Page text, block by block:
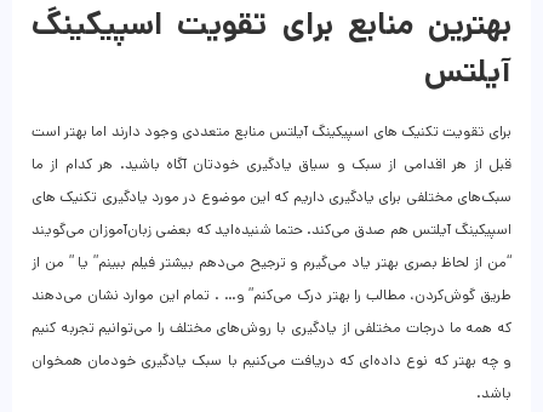
بهترین منابع برای تقویت اسپیکینگ
آیلتس
برای تقویت تکنیک‌ های اسپیکینگ آیلتس منابع متعددی وجود دارند اما بهتر است
قبل از هر اقدامی از سبک و سیاق یادگیری خودتان آگاه باشید. هر کدام از ما
سبک‌های مختلفی برای یادگیری داریم که این موضوع در مورد یادگیری تکنیک‌ های
اسپیکینگ آیلتس هم صدق می‌کند. حتما شنیده‌اید که بعضی زبان‌آموزان می‌گویند
“من از لحاظ بصری بهتر یاد می‌گیرم و ترجیح می‌دهم بیشتر فیلم ببینم” یا ” من از
طریق گوش‌کردن، مطالب را بهتر درک می‌کنم” و… . تمام این موارد نشان می‌دهند
که همه ما درجات مختلفی از یادگیری با روش‌های مختلف را می‌توانیم تجربه کنیم
و چه بهتر که نوع داده‌ای که دریافت می‌کنیم با سبک یادگیری خودمان همخوان
باشد.